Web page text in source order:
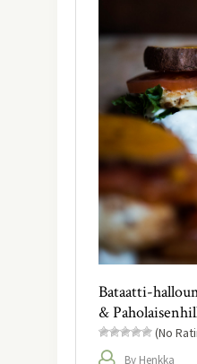
Bataatti-
&
(No
By Henkka